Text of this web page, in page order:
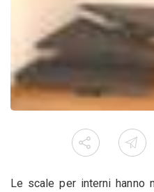
Le scale per interni hanno